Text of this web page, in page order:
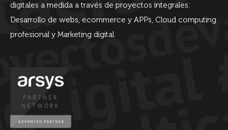
digitales a medida a través de proyectos integrales:
Desarrollo de webs, ecommerce y APPs, Cloud computing
profesional y Marketing digital.